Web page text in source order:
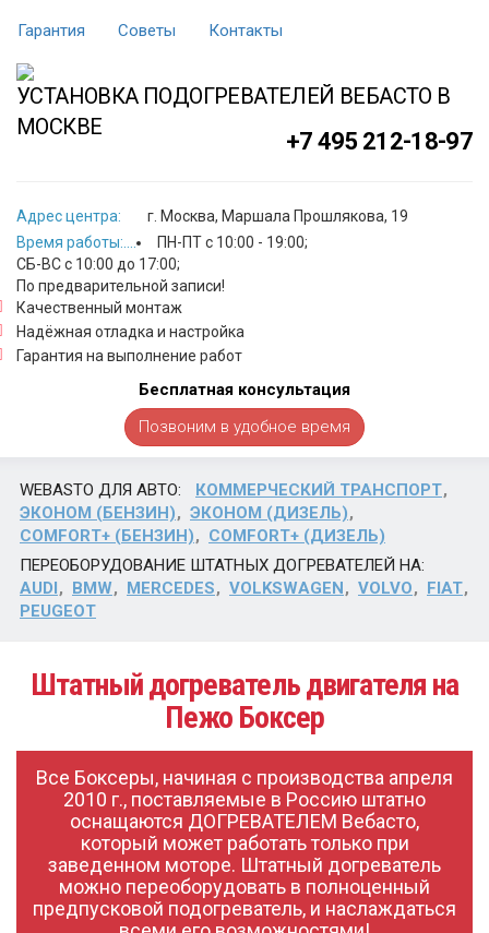
Гарантия Советы Контакты
УСТАНОВКА ПОДОГРЕВАТЕЛЕЙ ВЕБАСТО В
МОСКВЕ
+7 495 212-18-97
Адрес центра:
г. Москва, Маршала Прошлякова, 19
Время работы:....
ПН-ПТ с 10:00 - 19:00;
СБ-ВС с 10:00 до 17:00;
По предварительной записи!
Качественный монтаж
Надёжная отладка и настройка
Гарантия на выполнение работ
Бесплатная консультация
Позвоним в удобное время
WEBASTO ДЛЯ АВТО:
КОММЕРЧЕСКИЙ ТРАНСПОРТ
ЭКОНОМ (БЕНЗИН)
ЭКОНОМ (ДИЗЕЛЬ)
COMFORT+ (БЕНЗИН)
COMFORT+ (ДИЗЕЛЬ)
ПЕРЕОБОРУДОВАНИЕ ШТАТНЫХ ДОГРЕВАТЕЛЕЙ НА:
AUDI
BMW MERCEDES VOLKSWAGEN VOLVO
FIAT
PEUGEOT
Штатный догреватель двигателя на
Пежо Боксер
Все Боксеры, начиная с производства апреля
2010 г., поставляемые в Россию штатно
оснащаются ДОГРЕВАТЕЛЕМ Вебасто,
который может работать только при
заведенном моторе. Штатный догреватель
можно переоборудовать в полноценный
предпусковой подогреватель, и наслаждаться